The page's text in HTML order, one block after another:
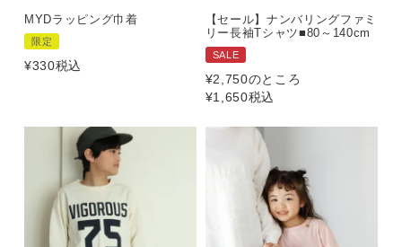
MYDラッピング巾着
限定
¥330税込
【セール】ナンバリングファミ
リー長袖Tシャツ■80～140cm
SALE
¥2,750のところ
¥1,650税込